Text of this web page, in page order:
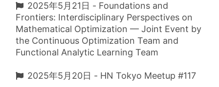
2025年5月21日 - Foundations and
Frontiers: Interdisciplinary Perspectives on
Mathematical Optimization — Joint Event by
the Continuous Optimization Team and
Functional Analytic Learning Team
2025年5月20日 - HN Tokyo Meetup #117